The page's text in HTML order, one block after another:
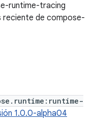
runtime-tracing
reciente de compose-
1.0.0-alpha04